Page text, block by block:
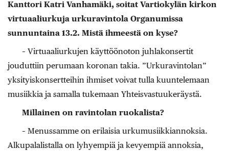
Kanttori Katri Vanhamäki, soitat Vartiokylän kirkon
virtuaaliurkuja urkuravintola Organumissa
sunnuntaina 13.2. Mistä ihmeestä on kyse?
– Virtuaaliurkujen käyttöönoton juhlakonsertit
jouduttiin perumaan koronan takia. ”Urkuravintolan”
yksityiskonsertteihin ihmiset voivat tulla kuuntelemaan
musiikkia ja samalla tukemaan Yhteisvastuukeräystä.
Millainen on ravintolan ruokalista?
– Menussamme on erilaisia urkumusiikkiannoksia.
Alkupalalistalla on lyhyempiä ja kevyempiä annoksia,